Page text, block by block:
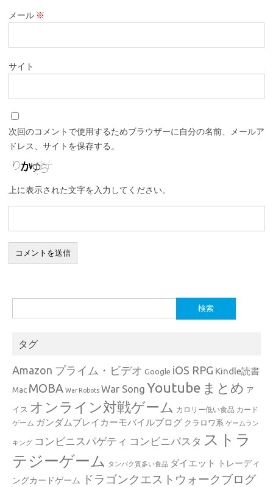
メール ※
サイト
次回のコメントで使用するためブラウザーに自分の名前、メールア
ドレス、サイトを保存する。
上に表示された文字を入力してください。
索:
タグ
Amazon プライム・ビデオ Google iOS RPG Kindle読書
Mac MOBA War Robots War Song Youtube まとめ ア
イス オンライン対戦ゲーム カロリー低い食品 カード
ゲーム ガンダムブレイカーモバイルブログ クラロワ系 ゲームラン
キング コンビニスパゲティ コンビニパスタ ストラ
テジーゲーム
タンパク質多い食品 ダイエット
トレーディ
ングカードゲーム
ドラゴンクエストウォークブログ